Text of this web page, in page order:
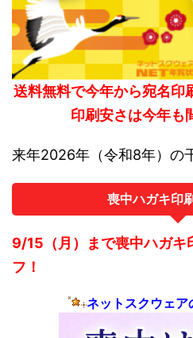
送料無料で今年から宛名印
印刷安さは今年も
来年2026年（令和8年）の
喪中ハガキ印
9/15（月）まで喪中ハガキ
フ！
ネットスクウェア